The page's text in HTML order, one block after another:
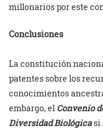
millonarios por este
Conclusiones
La constitución
patentes sobre los
conocimientos
embargo, el Convenio
Diversidad Biológicasi